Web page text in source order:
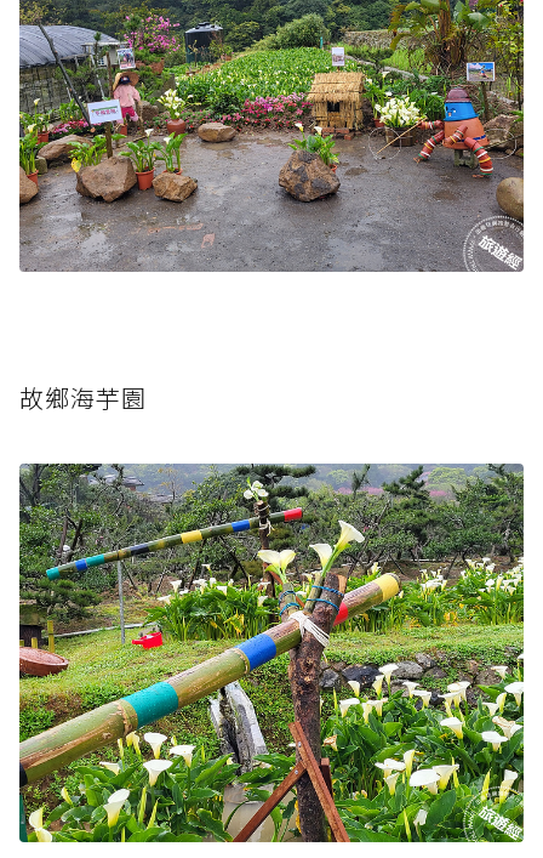
故鄉海芋園